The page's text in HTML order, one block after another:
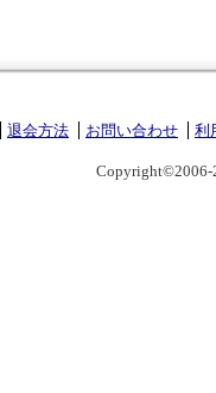
退会方法 お問い合わせ 利
Copyright©2006-